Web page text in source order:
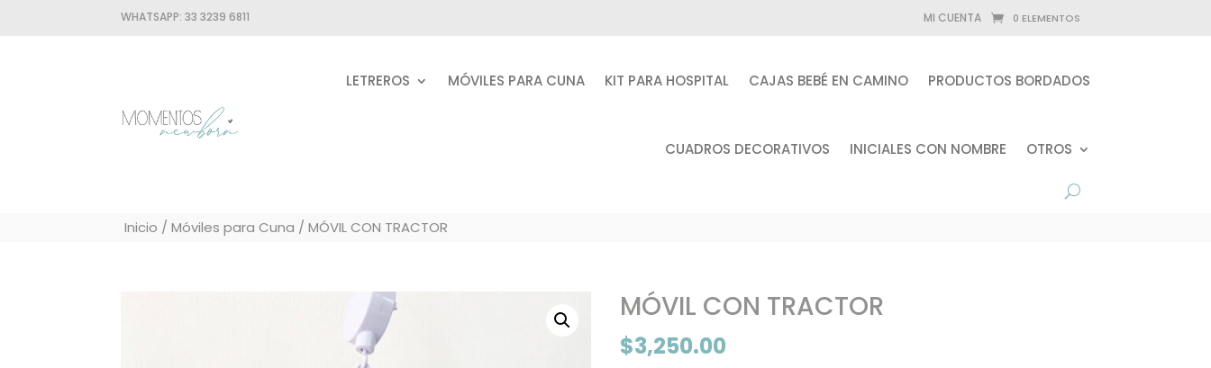
WHATSAPP:33 3239 6811 MI CUENTA 0 ELEMENTOS
LETREROS MÓVILES PARA CUNA KIT PARA HOSPITAL CAJAS BEBÉ EN CAMINO PRODUCTOS BORDADOS
CUADROS DECORATIVOS INICIALES CON NOMBRE OTROS
Inicio /Móviles para Cuna / MÓVIL CON TRACTOR
MÓVIL CON TRACTOR
$3,250.00